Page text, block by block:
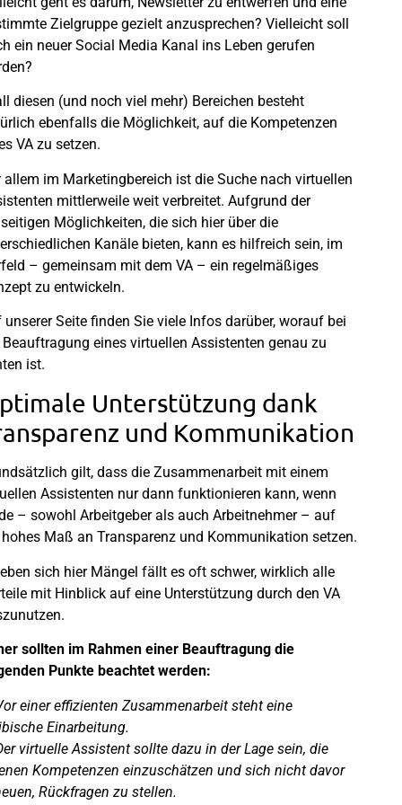
Zielgruppe gezielt anzusprechen? Vielleicht soll
ein neuer Social Media Kanal ins Leben gerufen
diesen (und noch viel mehr) Bereichen besteht
ebenfalls die Möglichkeit, auf die Kompetenzen
VA zu setzen.
allem im Marketingbereich ist die Suche nach virtuellen
mittlerweile weit verbreitet. Aufgrund der
Möglichkeiten, die sich hier über die
Kanäle bieten, kann es hilfreich sein, im
– gemeinsam mit dem VA – ein regelmäßiges
zu entwickeln.
unserer Seite finden Sie viele Infos darüber, worauf bei
Beauftragung eines virtuellen Assistenten genau zu
ist.
Unterstützung dank
und Kommunikation
gilt, dass die Zusammenarbeit mit einem
Assistenten nur dann funktionieren kann, wenn
– sowohl Arbeitgeber als auch Arbeitnehmer – auf
Maß an Transparenz und Kommunikation setzen.
sich hier Mängel fällt es oft schwer, wirklich alle
mit Hinblick auf eine Unterstützung durch den VA
sollten im Rahmen einer Beauftragung die
Punkte beachtet werden:
einer effizienten Zusammenarbeit steht eine
Einarbeitung.
virtuelle Assistent sollte dazu in der Lage sein, die
Kompetenzen einzuschätzen und sich nicht davor
Rückfragen zu stellen.